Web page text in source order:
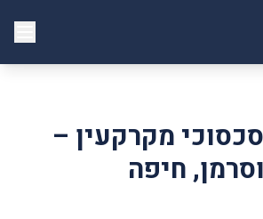
מקרקעין –
חיפה